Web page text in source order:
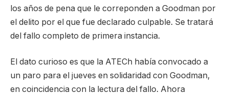
los años de pena que le correponden a Goodman por
el delito por el que fue declarado culpable. Se tratará
del fallo completo de primera instancia.
El dato curioso es que la ATECh había convocado a
un paro para el jueves en solidaridad con Goodman,
en coincidencia con la lectura del fallo. Ahora